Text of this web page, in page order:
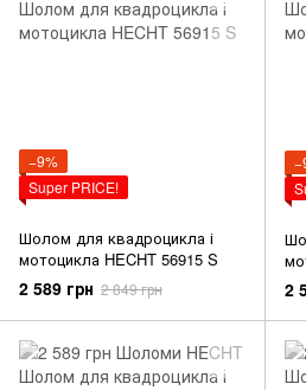
−9%
Super PRICE!
Шолом для квадроцикла і
мотоцикла HECHT 56915 S
2 589 грн 2 849 грн 2